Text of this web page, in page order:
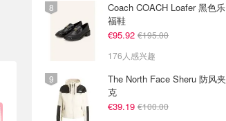
Coach COACH Loafer 黑色乐
福鞋
€95.92 €195.00
176人感兴趣
The North Face Sheru 防风夹
克
€39.19 €100.00